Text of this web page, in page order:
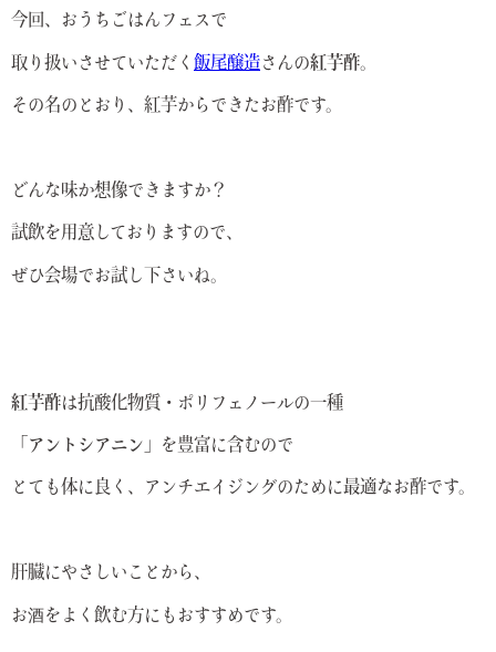
今回、おうちごはんフェスで
取り扱いさせていただく 飯尾醸造さんの紅芋酢。
その名のとおり、紅芋からできたお酢です。
どんな味か想像できますか？
試飲を用意しておりますので、
ぜひ会場でお試し下さいね。
紅芋酢は抗酸化物質・ポリフェノールの一種
「アントシアニン」 を豊富に含むので
とても体に良く、アンチエイジングのために最適なお酢です。
肝臓にやさしいことから、
お酒をよく飲む方にもおすすめです。